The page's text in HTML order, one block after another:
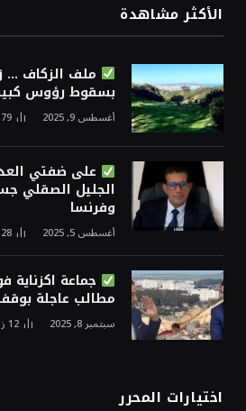
الأكثر مشاهدة
ملف الزكاف …
بسقوط رؤوس
أغسطس 9, 2025 79
على ضفتي
الجليل الصقلي
وفرنسا
أغسطس 5, 2025 28
جماعة
مطالب عاجلة
سبتمبر 8, 2025 12
اختيارات المحرر